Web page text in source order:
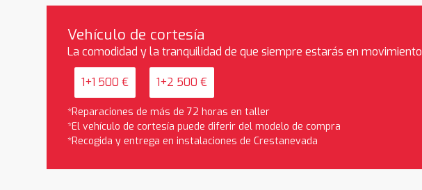
Vehículo de cortesía
La comodidad y la tranquilidad de que siempre estarás en movimiento
1+1 500 € 1+2 500 €
*Reparaciones de más de 72 horas en taller
*El vehículo de cortesía puede diferir del modelo de compra
*Recogida y entrega en instalaciones de Crestanevada